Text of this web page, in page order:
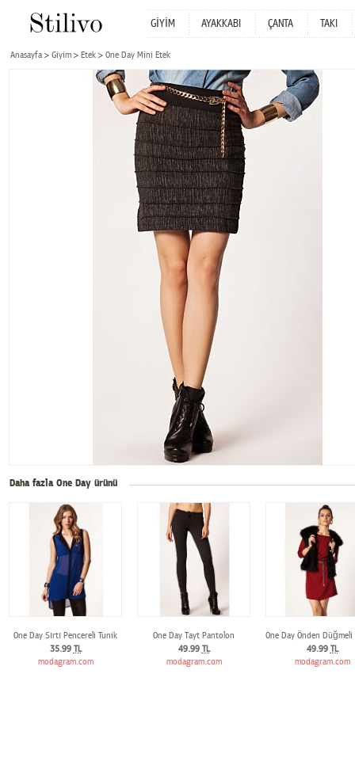
GİYİM AYAKKABI ÇANTA TAKI
Anasayfa Giyim Etek One Day Mini Etek
Daha fazla One Day ürünü
One Day Sırtı Pencereli Tunik
35.99 TL
modagram.com
One Day Tayt Pantolon
49.99 TL
modagram.com
One Day Önden Düğmeli
49.99 TL
modagram.com